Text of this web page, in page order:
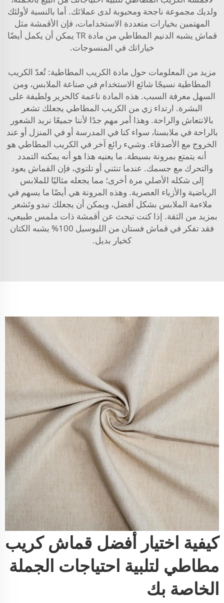
ولديك مجموعة ناجحة ومحبوبة لدى عملائك. أما بالنسبة لأولئك
المهتمين بخيارات متعددة الاستخدامات، فإن الأقمشة مثل
قماش يشبه الدنيم المطاطي من مادة TR
يمكن أن يكمل أيضًا
خياراتك في المنسوجات.
مزيد من المعلومات حول مادة الكريب المطاطية: تُعدّ الكريب
المطاطية نسيجًا شائع الاستخدام في صناعة الملابس، ومن
السهل معرفة السبب. هذه المادة ناعمة كالحرير ولطيفة على
البشرة. ارتداء زي من الكريب المطاطي يجعلك تشعر
بالانتعاش والراحة. وهذا أمر مهم جدًا لأننا جميعًا نريد الشعور
بالراحة في ملابسنا، سواء كنا في المدرسة أو في المنزل أو عند
الخروج مع الأصدقاء. وشيء رائع آخر في الكريب المطاطي هو
أنه يتمتع بمرونة بسيطة. ما يعنيه هذا هو أنه يمكنه التمدد
والتحرك مع جسمك. عندما تنثني أو تلتوي، فإن القماش يعود
إلى شكله الأصلي مرة أخرى؛ مما يجعله مثاليًا للملابس
الرياضية والأزياء العصرية. وهذه المرونة هي أيضًا ما يسهم في
ملاءمة الملابس بشكل أفضل، ويمكن أن يجعلك تبدو وتَشعر
بمزيد من الثقة. إذا كنت تبحث عن أقمشة ذات ملمس طبيعي،
فقد تفكر في قماش فستان من الليوسيل 100% يشبه الكتان
كخيار بديل.
كيفية اختيار أفضل قماش كريب
مطاطي لتلبية احتياجات الجملة
الخاصة بك